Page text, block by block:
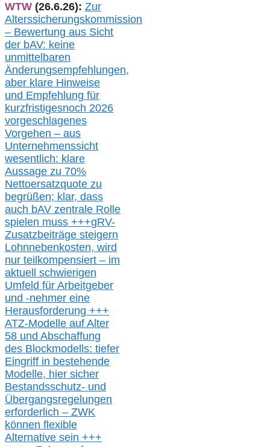
WTW (26.6.26): Zur
Alterssicherungskommission
– Bewertung aus Sicht
der bAV: keine
unmittelbaren
Änderungsempfehlungen,
aber klare Hinweise
und Empfehlung für
kurzfristigesnoch 2026
vorgeschlagenes
Vorgehen – aus
Unternehmenssicht
wesentlich: klare
Aussage zu 70%
Nettoersatzquote zu
begrüßen; klar, dass
auch bAV zentrale Rolle
spielen muss +++gRV-
Zusatzbeiträge steigern
Lohnnebenkosten, wird
nur teilkompensiert – im
aktuell schwierigen
Umfeld für Arbeitgeber
und -nehmer eine
Herausforderung +++
ATZ-Modelle auf Alter
58 und Abschaffung
des Blockmodells: tiefer
Eingriff in bestehende
Modelle, hier sicher
Bestandsschutz- und
Übergangsregelungen
erforderlich – ZWK
können flexible
Alternative sein +++